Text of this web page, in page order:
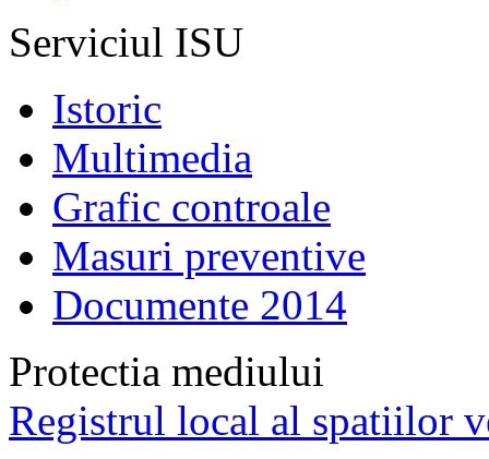
Serviciul ISU
Istoric
Multimedia
Grafic controale
Masuri preventive
Documente 2014
Protectia mediului
Registrul local al spatiilor